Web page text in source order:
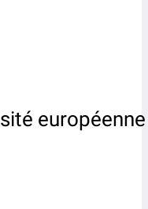
européenne